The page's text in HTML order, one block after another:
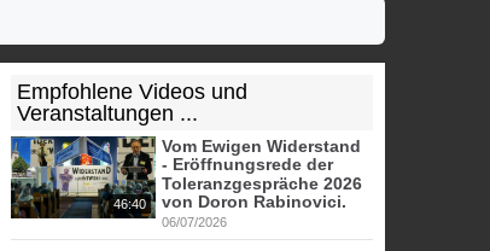
Empfohlene Videos und
Veranstaltungen ...
46:40
Vom Ewigen Widerstand
- Eröffnungsrede der
Toleranzgespräche 2026
von Doron Rabinovici.
06/07/2026